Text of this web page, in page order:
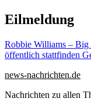
Zu
Inhalten
Eilmeldung
Robbie Williams –
öffentlich stattfinden
news-nachrichten.de
Nachrichten zu allen